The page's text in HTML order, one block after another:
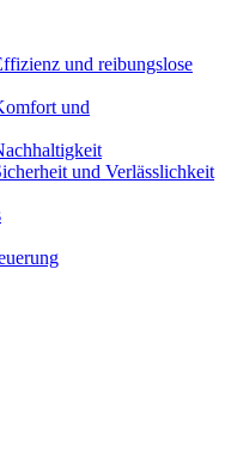
und reibungslose
und
und Verlässlichkeit